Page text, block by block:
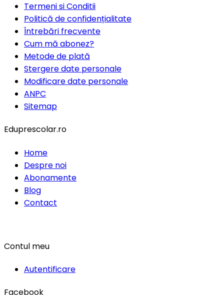
Termeni si Conditii
Politică de confidențialitate
Întrebări frecvente
Cum mă abonez?
Metode de plată
Stergere date personale
Modificare date personale
ANPC
Sitemap
Eduprescolar.ro
Home
Despre noi
Abonamente
Blog
Contact
Contul meu
Autentificare
Facebook